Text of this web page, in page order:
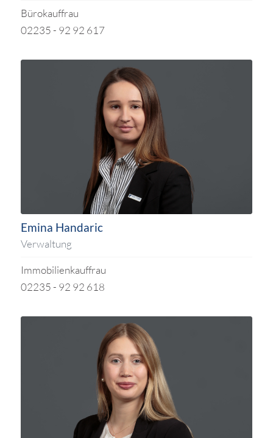
Bürokauffrau
02235 - 92 92 617
Emina Handaric
Verwaltung
Immobilienkauffrau
02235 - 92 92 618